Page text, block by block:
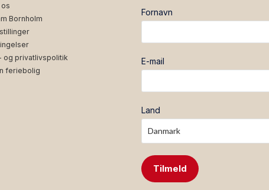
Bornholm
og privatlivspolitik
feriebolig
Fornavn
E-mail
Land
Tilmeld